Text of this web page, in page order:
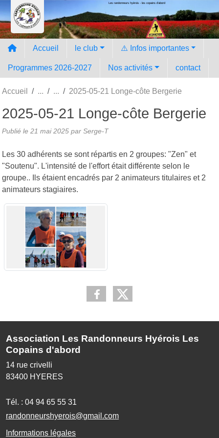
Les randonneurs hyèrois - les copains d'abord
Accueil le club ⚠️ Infos importantes
Programmes 2026-2027 Nos activités contact
Accueil 2025-05-21 Longe-côte Bergerie
2025-05-21 Longe-côte Bergerie
Publié le 21 mai 2025 par Serge-T
Les 30 adhérents se sont répartis en 2 groupes: "Zen" et
"Soutenu". L'intensité de l'effort était différente selon le
groupe.. Ils étaient encadrés par 2 animateurs titulaires et 2
animateurs stagiaires.
Association Les Randonneurs Hyérois Les
Copains d'abord
14 rue crivelli
83400 HYERES
Tél. : 04 94 65 55 31
randonneurshyerois@gmail.com
Informations légales
Panneau de gestion des cookies